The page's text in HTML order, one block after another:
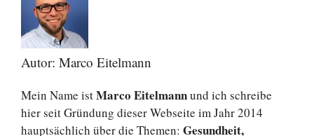
Autor: Marco Eitelmann
Mein Name istMarco Eitelmannund ich schreibe
hier seit Gründung dieser Webseite im Jahr 2014
hauptsächlich über die Themen: Gesundheit,